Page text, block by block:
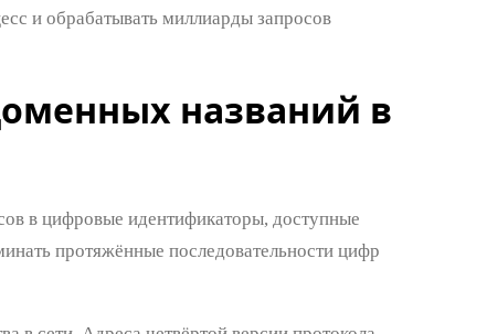
и обрабатывать миллиарды запросов
названий в
в цифровые идентификаторы, доступные
протяжённые последовательности цифр